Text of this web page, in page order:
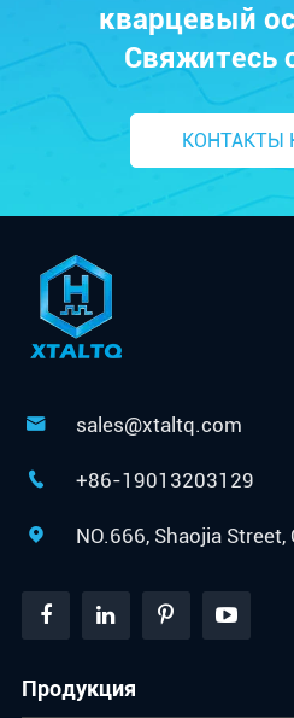
кварцевый
Свяжитесь
КОНТАКТЫ
 sales@xtaltq.com
 +86-19013203129
 NO.666, Shaojia
Продукция